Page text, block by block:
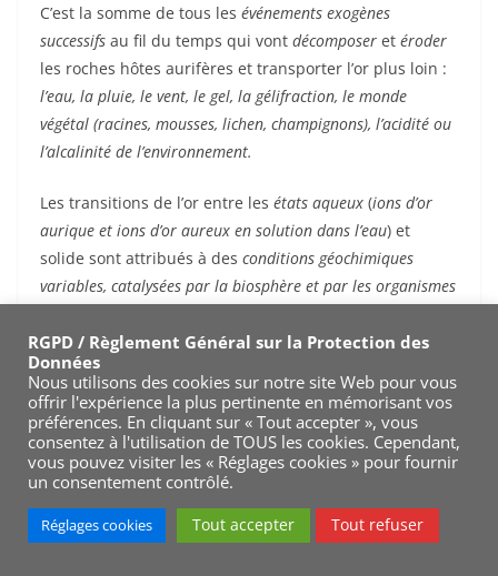
C’est la somme de tous les événements exogènes
successifs au fil du temps qui vont décomposer et éroder
les roches hôtes aurifères et transporter l’or plus loin :
l’eau, la pluie, le vent, le gel, la gélifraction, le monde
végétal (racines, mousses, lichen, champignons), l’acidité ou
l’alcalinité de l’environnement.
Les transitions de l’or entre les états aqueux (ions d’or
aurique et ions d’or aureux en solution dans l’eau) et
solide sont attribués à des conditions géochimiques
variables, catalysées par la biosphère et par les organismes
Pour être complet à ce sujet, je vous invite à lire cet
article intitulé :Cours d’orpaillage: Géochimie,
mobilisation et précipitation de l’or dans les cycles
RGPD / Règlement Général sur la Protection des
Données
Nous utilisons des cookies sur notre site Web pour vous
offrir l'expérience la plus pertinente en mémorisant vos
préférences. En cliquant sur « Tout accepter », vous
consentez à l'utilisation de TOUS les cookies. Cependant,
vous pouvez visiter les « Réglages cookies » pour fournir
un consentement contrôlé.
Réglages cookies Tout accepter Tout refuser